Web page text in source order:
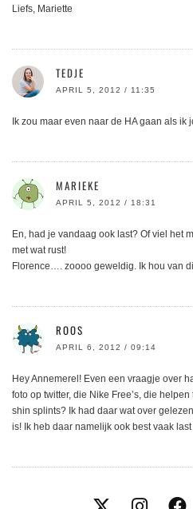
Liefs, Mariette
TEDJE
APRIL 5, 2012 / 11:35
Ik zou maar even naar de HA gaan als ik
MARIEKE
APRIL 5, 2012 / 18:31
En, had je vandaag ook last? Of viel het
met wat rust!
Florence…. zoooo geweldig. Ik hou van
ROOS
APRIL 6, 2012 / 09:14
Hey Annemerel! Even een vraagje over
foto op twitter, die Nike Free’s, die
shin splints? Ik had daar wat over
is! Ik heb daar namelijk ook best vaak